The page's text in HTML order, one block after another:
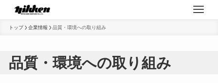
トップ 企業情報 品質・環境への取り組み
品質・環境への取り組み